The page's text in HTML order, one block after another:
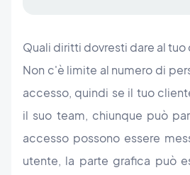
Quali diritti dovresti dare al tuo
Non c'è limite al numero di
accesso, quindi se il tuo
il suo team, chiunque può
accesso possono essere
utente, la parte grafica può